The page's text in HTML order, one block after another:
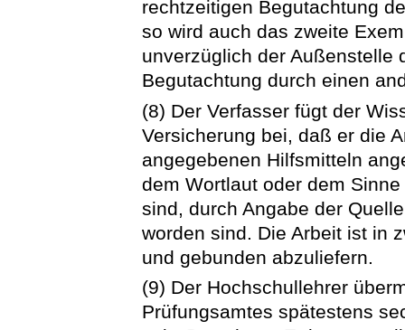
rechtzeitigen Begutachtung
so wird auch das zweite
unverzüglich der Außenstelle
Begutachtung durch einen
(8) Der Verfasser fügt der
Versicherung bei, daß er die
angegebenen Hilfsmitteln
dem Wortlaut oder dem
sind, durch Angabe der
worden sind. Die Arbeit ist in
und gebunden abzuliefern.
(9) Der Hochschullehrer
Prüfungsamtes spätestens